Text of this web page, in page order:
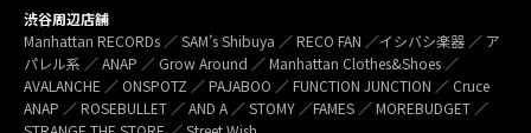
渋谷周辺店舗
Manhattan RECORDs ／ SAM’s Shibuya ／ RECO FAN ／イシバシ楽器 ／ ア
パレル系 ／ ANAP ／ Grow Around ／ Manhattan Clothes&Shoes ／
AVALANCHE ／ ONSPOTZ ／ PAJABOO ／ FUNCTION JUNCTION ／ Cruce
ANAP ／ ROSEBULLET ／ AND A ／ STOMY ／FAMES ／ MOREBUDGET ／